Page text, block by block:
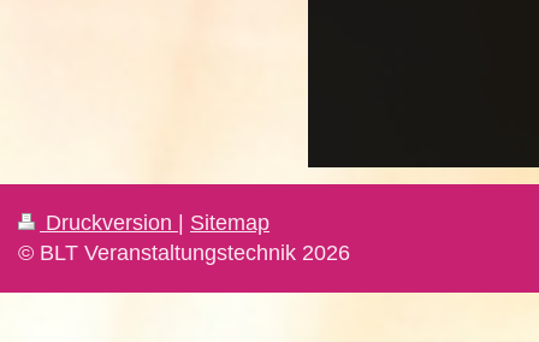
Druckversion
Sitemap
© BLT Veranstaltungstechnik 2026